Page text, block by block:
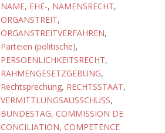
NAME, EHE-, NAMENSRECHT,
ORGANSTREIT,
ORGANSTREITVERFAHREN,
Parteien (politische),
PERSOENLICHKEITSRECHT,
RAHMENGESETZGEBUNG,
Rechtsprechung, RECHTSSTAAT,
VERMITTLUNGSAUSSCHUSS,
BUNDESTAG, COMMISSION DE
CONCILIATION, COMPETENCE